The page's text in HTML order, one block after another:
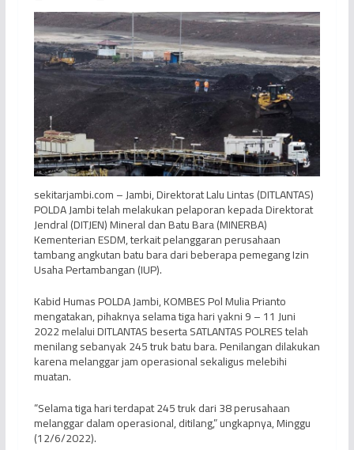
sekitarjambi.com – Jambi, Direktorat Lalu Lintas (DITLANTAS)
POLDA Jambi telah melakukan pelaporan kepada Direktorat
Jendral (DITJEN) Mineral dan Batu Bara (MINERBA)
Kementerian ESDM, terkait pelanggaran perusahaan
tambang angkutan batu bara dari beberapa pemegang Izin
Usaha Pertambangan (IUP).
Kabid Humas POLDA Jambi, KOMBES Pol Mulia Prianto
mengatakan, pihaknya selama tiga hari yakni 9 – 11 Juni
2022 melalui DITLANTAS beserta SATLANTAS POLRES telah
menilang sebanyak 245 truk batu bara. Penilangan dilakukan
karena melanggar jam operasional sekaligus melebihi
muatan.
“Selama tiga hari terdapat 245 truk dari 38 perusahaan
melanggar dalam operasional, ditilang,” ungkapnya, Minggu
(12/6/2022).